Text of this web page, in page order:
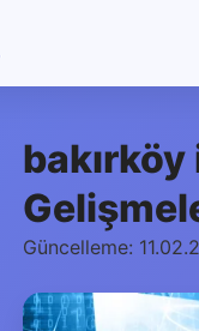
Güncelleme: